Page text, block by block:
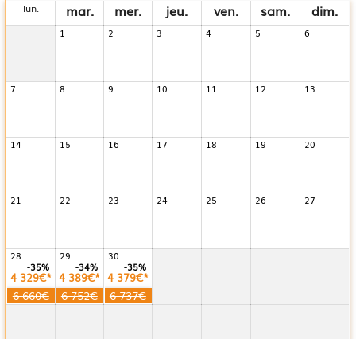
lun. mar. mer. jeu. ven. sam. dim.
1 2 3 4 5 6
7 8 9 10 11 12 13
14 15 16 17 18 19 20
21 22 23 24 25 26 27
28 29
30
-35%
4 329€*
6 660€
-34%
4 389€*
6 752€
-35%
4 379€*
6 737€